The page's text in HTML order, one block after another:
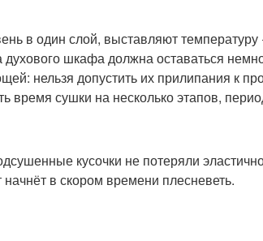
в один слой, выставляют
духового шкафа должна оставаться
нельзя допустить их прилипания к
время сушки на несколько этапов,
кусочки не потеряли
в скором времени плесневеть.